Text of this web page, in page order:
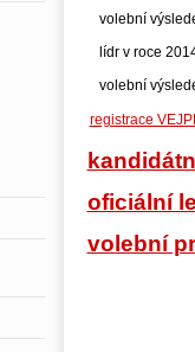
volební
lídr v roce
volební
registrace
oficiální
volební